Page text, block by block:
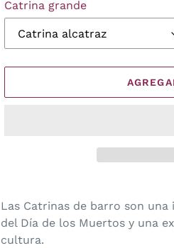
Catrina grande
el
producto
a
Las Catrinas de barro son
del Día de los Muertos y una
cultura.